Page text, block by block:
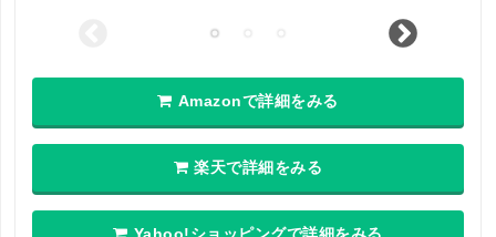
Amazonで詳細をみる
楽天で詳細をみる
Yahoo!ショッピングで詳細をみる